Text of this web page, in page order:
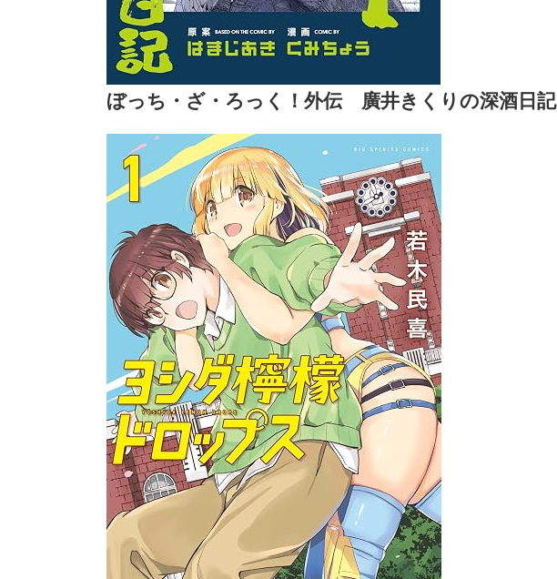
ぼっち・ざ・ろっく！外伝 廣井きくりの深酒日